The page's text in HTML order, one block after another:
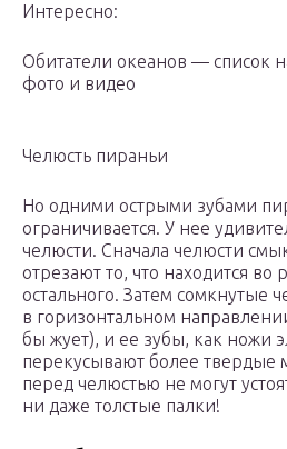
Интересно:
Обитатели океанов — список
фото и видео
Челюсть пираньи
Но одними острыми зубами
ограничивается. У нее
челюсти. Сначала челюсти
отрезают то, что находится во
остального. Затем сомкнутые
в горизонтальном
бы жует), и ее зубы, как ножи
перекусывают более твердые
перед челюстью не могут
ни даже толстые палки!